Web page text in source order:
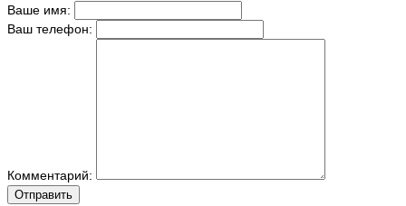
Ваше имя:
Ваш телефон:
Комментарий:
Отправить